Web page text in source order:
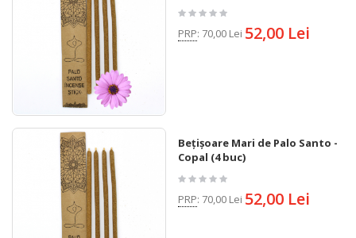
PRP: 70,00 Lei 52,00 Lei
Bețișoare Mari de Palo Santo -
Copal (4 buc)
PRP: 70,00 Lei 52,00 Lei